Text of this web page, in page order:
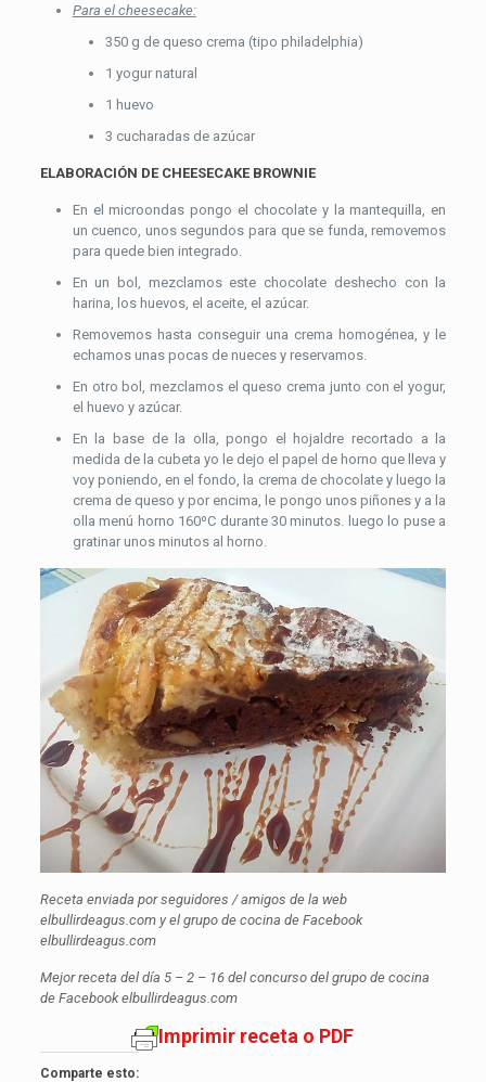
Para el cheesecake:
350 g de queso crema (tipo philadelphia)
1 yogur natural
1 huevo
3 cucharadas de azúcar
ELABORACIÓN DE CHEESECAKE BROWNIE
En el microondas pongo el chocolate y la mantequilla, en
un cuenco, unos segundos para que se funda, removemos
para quede bien integrado.
En un bol, mezclamos este chocolate deshecho con la
harina, los huevos, el aceite, el azúcar.
Removemos hasta conseguir una crema homogénea, y le
echamos unas pocas de nueces y reservamos.
En otro bol, mezclamos el queso crema junto con el yogur,
el huevo y azúcar.
En la base de la olla, pongo el hojaldre recortado a la
medida de la cubeta yo le dejo el papel de horno que lleva y
voy poniendo, en el fondo, la crema de chocolate y luego la
crema de queso y por encima, le pongo unos piñones y a la
olla menú horno 160ºC durante 30 minutos. luego lo puse a
gratinar unos minutos al horno.
Receta enviada por seguidores / amigos de la web
elbullirdeagus.com y el grupo de cocina de Facebook
elbullirdeagus.com
Mejor receta del día 5 – 2 – 16 del concurso del grupo de cocina
de Facebook elbullirdeagus.com
Imprimir receta o PDF
Comparte esto: